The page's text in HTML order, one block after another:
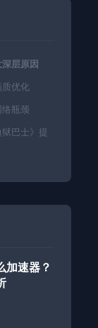
层原因
优化
瓶颈
巴士》提
加速器？